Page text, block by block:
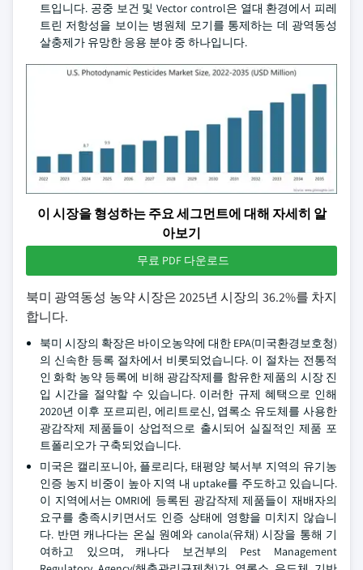
트입니다. 공중 보건 및 Vector control은 열대 환경에서 피레
트린 저항성을 보이는 병원체 모기를 통제하는 데 광역동성
살충제가 유망한 응용 분야 중 하나입니다.
이 시장을 형성하는 주요 세그먼트에 대해 자세히 알
아보기
무료 PDF 다운로드
북미 광역동성 농약 시장은 2025년 시장의 36.2%를 차지
합니다.
북미 시장의 확장은 바이오농약에 대한 EPA(미국환경보호청)
의 신속한 등록 절차에서 비롯되었습니다. 이 절차는 전통적
인 화학 농약 등록에 비해 광감작제를 함유한 제품의 시장 진
입 시간을 절약할 수 있습니다. 이러한 규제 혜택으로 인해
2020년 이후 포르피린, 에리트로신, 엽록소 유도체를 사용한
광감작제 제품들이 상업적으로 출시되어 실질적인 제품 포
트폴리오가 구축되었습니다.
미국은 캘리포니아, 플로리다, 태평양 북서부 지역의 유기농
인증 농지 비중이 높아 지역 내 uptake를 주도하고 있습니다.
이 지역에서는 OMRI에 등록된 광감작제 제품들이 재배자의
요구를 충족시키면서도 인증 상태에 영향을 미치지 않습니
다. 반면 캐나다는 온실 원예와 canola(유채) 시장을 통해 기
여하고 있으며, 캐나다 보건부의 Pest Management